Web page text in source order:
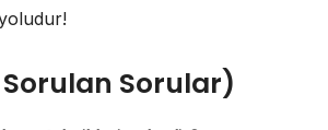
Sorulan Sorular)